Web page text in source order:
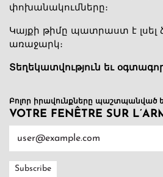
փոխանակումները։
Կայքի թիմը պատրաստ է լսել
առաջարկ։
Տեղեկատվություն եւ
Բոլոր իրավունքները պաշտպանված են
VOTRE FENÊTRE SUR